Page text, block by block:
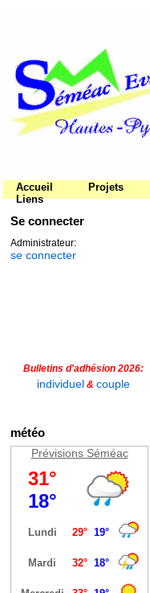
Accueil Projets
Liens
Se connecter
Administrateur:
se connecter
Bulletins d'adhésion 2026:
individuel & couple
météo
Prévisions Séméac